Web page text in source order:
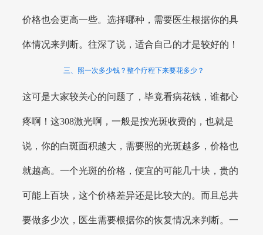
价格也会更高一些。选择哪种，需要医生根据你的具
体情况来判断。往深了说，适合自己的才是较好的！
三、照一次多少钱？整个疗程下来要花多少？
这可是大家较关心的问题了，毕竟看病花钱，谁都心
疼啊！这308激光啊，一般是按光斑收费的，也就是
说，你的白斑面积越大，需要照的光斑越多，价格也
就越高。一个光斑的价格，便宜的可能几十块，贵的
可能上百块，这个价格差异还是比较大的。而且总共
要做多少次，医生需要根据你的恢复情况来判断。一